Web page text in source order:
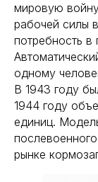
мировую
рабочей силы
потребность в
одному
В 1943 году
1944 году
единиц.
рынке